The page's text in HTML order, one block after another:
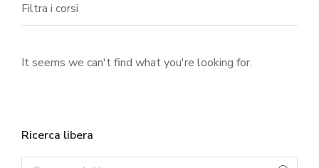
Filtra i corsi
It seems we can't find what you're looking for.
Ricerca libera